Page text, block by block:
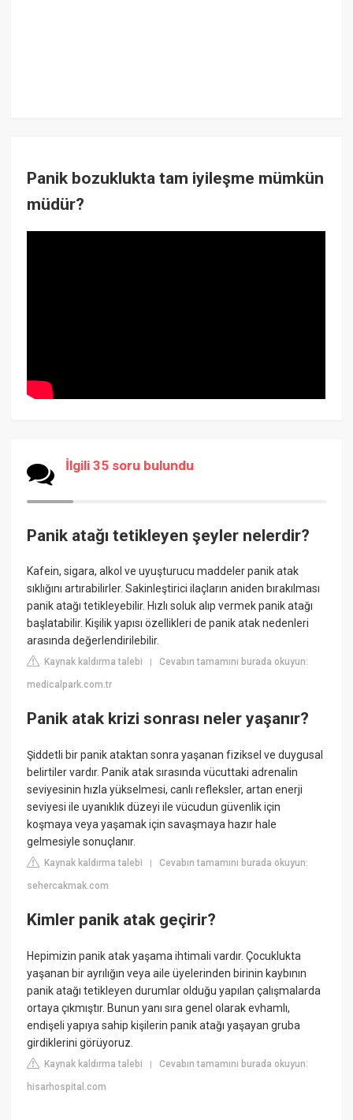
Panik bozuklukta tam iyileşme mümkün
müdür?
İlgili 35 soru bulundu
Panik atağı tetikleyen şeyler nelerdir?
Kafein, sigara, alkol ve uyuşturucu maddeler panik atak
sıklığını artırabilirler. Sakinleştirici ilaçların aniden bırakılması
panik atağı tetikleyebilir. Hızlı soluk alıp vermek panik atağı
başlatabilir. Kişilik yapısı özellikleri de panik atak nedenleri
arasında değerlendirilebilir.
Kaynak kaldırma talebi |Cevabın tamamını burada okuyun:
medicalpark.com.tr
Panik atak krizi sonrası neler yaşanır?
Şiddetli bir panik ataktan sonra yaşanan fiziksel ve duygusal
belirtiler vardır. Panik atak sırasında vücuttaki adrenalin
seviyesinin hızla yükselmesi, canlı refleksler, artan enerji
seviyesi ile uyanıklık düzeyi ile vücudun güvenlik için
koşmaya veya yaşamak için savaşmaya hazır hale
gelmesiyle sonuçlanır.
Kaynak kaldırma talebi |Cevabın tamamını burada okuyun:
sehercakmak.com
Kimler panik atak geçirir?
Hepimizin panik atak yaşama ihtimali vardır. Çocuklukta
yaşanan bir ayrılığın veya aile üyelerinden birinin kaybının
panik atağı tetikleyen durumlar olduğu yapılan çalışmalarda
ortaya çıkmıştır. Bunun yanı sıra genel olarak evhamlı,
endişeli yapıya sahip kişilerin panik atağı yaşayan gruba
girdiklerini görüyoruz.
Kaynak kaldırma talebi |Cevabın tamamını burada okuyun:
hisarhospital.com